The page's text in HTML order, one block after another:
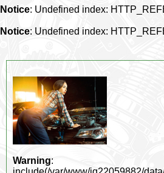
Notice: Undefined index:
Notice: Undefined index:
Warning: